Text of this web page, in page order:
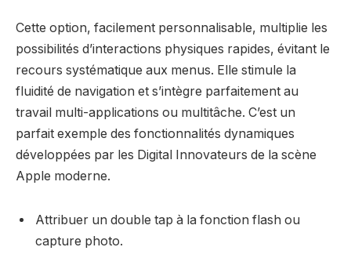
Cette option, facilement personnalisable, multiplie les
possibilités d’interactions physiques rapides, évitant le
recours systématique aux menus. Elle stimule la
fluidité de navigation et s’intègre parfaitement au
travail multi-applications ou multitâche. C’est un
parfait exemple des fonctionnalités dynamiques
développées par les Digital Innovateurs de la scène
Apple moderne.
Attribuer un double tap à la fonction flash ou
capture photo.